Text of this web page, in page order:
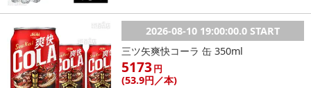
2026-08-10 19:00:00.0 START
三ツ矢爽快コーラ 缶 350ml
5173円
(53.9円／本)